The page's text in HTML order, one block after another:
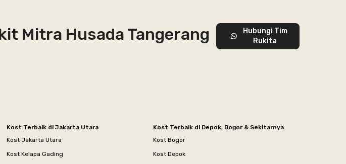
Mitra Husada Tangerang
Hubungi Tim
Rukita
Kost Terbaik di Jakarta Utara
Kost Jakarta Utara
Kost Kelapa Gading
Kost Terbaik di Depok, Bogor & Sekitarnya
Kost Bogor
Kost Depok